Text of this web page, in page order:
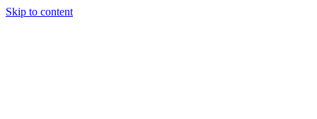
Skip to content